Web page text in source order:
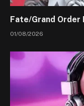
Fate/Grand Order
01/08/2026